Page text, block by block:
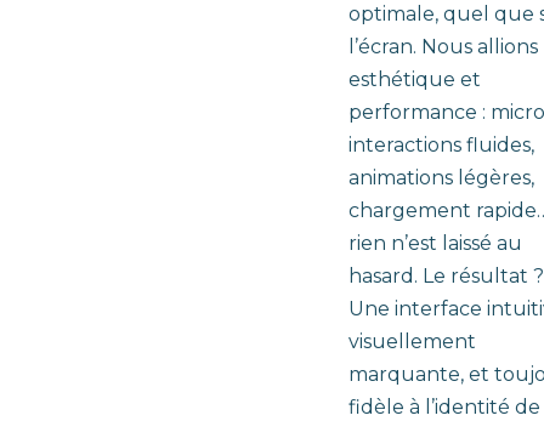
optimale, quel que
l’écran. Nous allions
esthétique et
performance :
interactions fluides,
animations légères,
chargement
rien n’est laissé au
hasard. Le résultat ?
Une interface
visuellement
marquante, et
fidèle à l’identité de